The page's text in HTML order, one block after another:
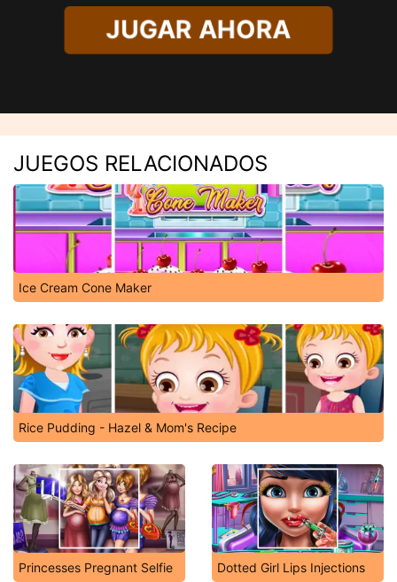
JUGAR AHORA
JUEGOS RELACIONADOS
Ice Cream Cone Maker
Rice Pudding - Hazel & Mom's Recipe
Princesses Pregnant Selfie Dotted Girl Lips Injections